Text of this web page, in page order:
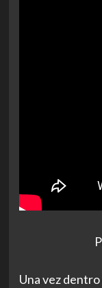
Una vez